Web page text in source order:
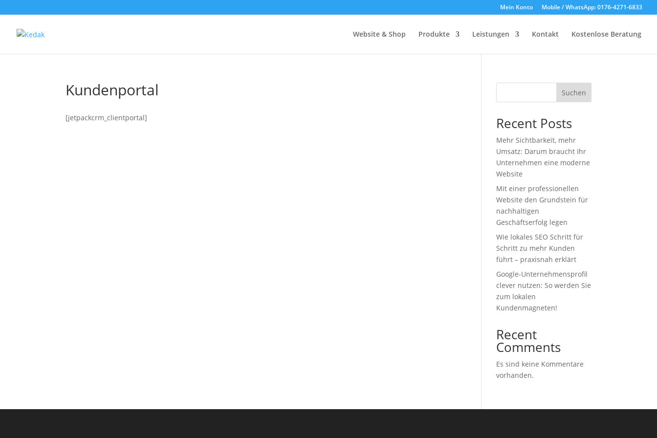
Mein Konto Mobile / WhatsApp: 0176-4271-6833
Website & Shop Produkte Leistungen Kontakt Kostenlose Beratung
Kundenportal
[jetpackcrm_clientportal]
Suchen
Recent Posts
Mehr Sichtbarkeit, mehr
Umsatz: Darum braucht Ihr
Unternehmen eine moderne
Website
Mit einer professionellen
Website den Grundstein für
nachhaltigen
Geschäftserfolg legen
Wie lokales SEO Schritt für
Schritt zu mehr Kunden
führt – praxisnah erklärt
Google-Unternehmensprofil
clever nutzen: So werden Sie
zum lokalen
Kundenmagneten!
Recent
Comments
Es sind keine Kommentare
vorhanden.